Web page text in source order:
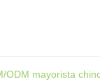
ODM mayorista